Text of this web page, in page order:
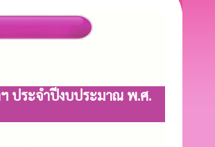
ประจำปีงบประมาณ พ.ศ.